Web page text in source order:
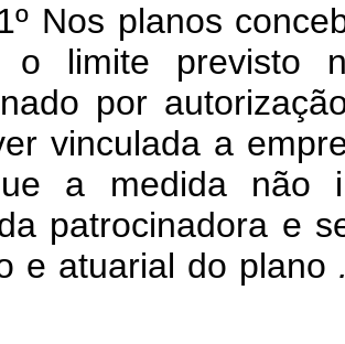
planos
o limite previsto
por
vinculada a
a medida não
patrocinadora e
e atuarial do plano